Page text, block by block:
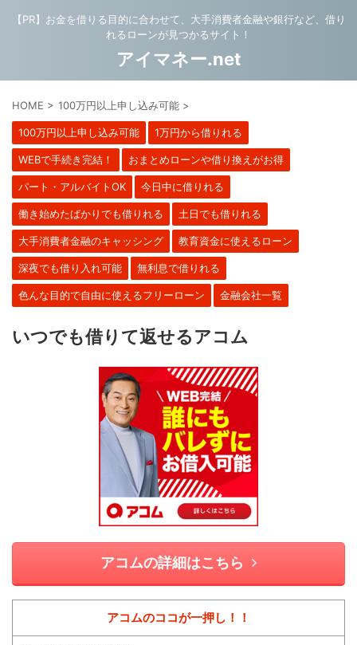
【PR】お金を借りる目的に合わせて、大手消費者金融や銀行など、借り
れるローンが見つかるサイト！
アイマネー.net
HOME > 100万円以上申し込み可能 >
100万円以上申し込み可能 1万円から借りれる
WEBで手続き完結！ おまとめローンや借り換えがお得
パート・アルバイトOK 今日中に借りれる
働き始めたばかりでも借りれる 土日でも借りれる
大手消費者金融のキャッシング 教育資金に使えるローン
深夜でも借り入れ可能 無利息で借りれる
色んな目的で自由に使えるフリーローン 金融会社一覧
いつでも借りて返せるアコム
アコムの詳細はこちら
アコムのココが一押し！！